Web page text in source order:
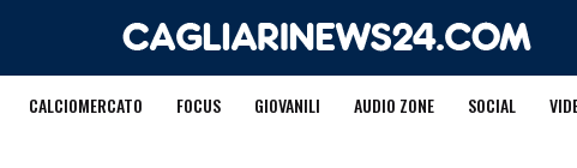
CALCIOMERCATO FOCUS GIOVANILI AUDIO ZONE SOCIAL